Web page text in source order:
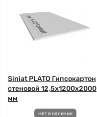
Siniat PLATO Гипсокартон
стеновой 12,5x1200x2000
мм
Нет в наличии